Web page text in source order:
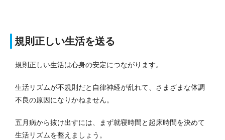
規則正しい生活を送る
規則正しい生活は心身の安定につながります。
生活リズムが不規則だと自律神経が乱れて、さまざまな体調
不良の原因になりかねません。
五月病から抜け出すには、まず就寝時間と起床時間を決めて
生活リズムを整えましょう。